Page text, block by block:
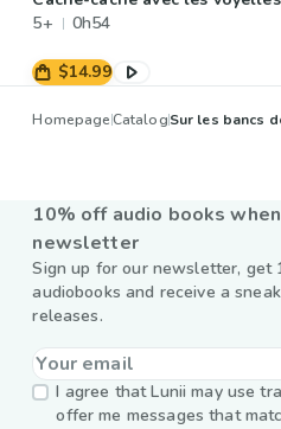
5+
0h54
$14.99
HomepageCatalogSur les bancs
10% off audio books
newsletter
Sign up for our newsletter, get
audiobooks and receive a
releases.
I agree that Lunii may use
offer me messages that